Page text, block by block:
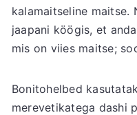
kalamaitseline maitse.
jaapani köögis, et
mis on viies maitse;
Bonitohelbed
merevetikatega dashi